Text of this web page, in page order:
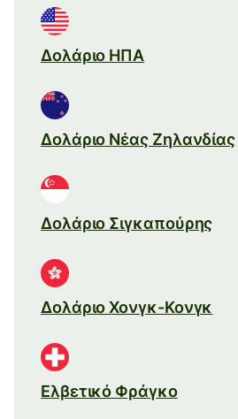
Δολάριο ΗΠΑ
Δολάριο Νέας Ζηλανδίας
Δολάριο Σιγκαπούρης
Δολάριο Χονγκ-Κονγκ
Ελβετικό Φράγκο